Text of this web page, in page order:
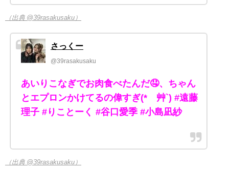
（出典 @39rasakusaku）
さっくー
@39rasakusaku
あいりこなぎでお肉食べたんだ🤤、ちゃん
とエプロンかけてるの偉すぎ(*´艸`) #遠藤
理子 #りことーく #谷口愛季 #小島凪紗
（出典 @39rasakusaku）